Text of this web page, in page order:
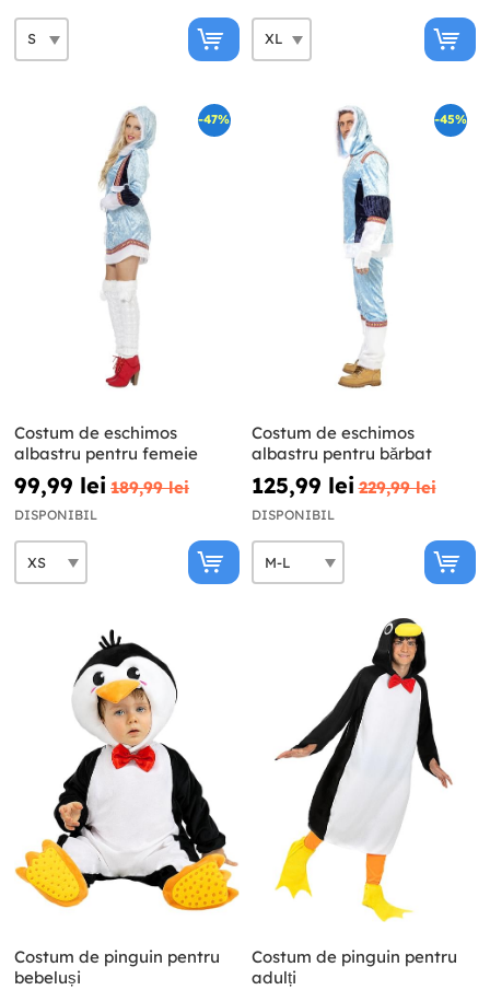
-47%
Costum de eschimos
albastru pentru femeie
99,99 lei 189,99 lei
DISPONIBIL
-45%
Costum de eschimos
albastru pentru bărbat
125,99 lei 229,99 lei
DISPONIBIL
Costum de pinguin pentru
bebeluși
Costum de pinguin pentru
adulți